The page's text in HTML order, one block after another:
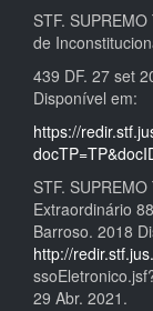
STF.
de
439 DF. 27 set
Disponível em:
https://
STF.
Extraordinário
Barroso. 2018
http://
29 Abr. 2021.